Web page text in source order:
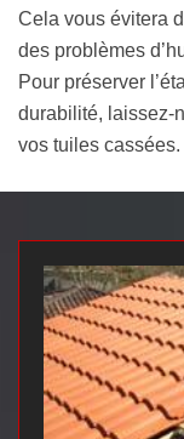
Cela vous évitera
des problèmes
Pour préserver
durabilité, laissez-
vos tuiles cassées.